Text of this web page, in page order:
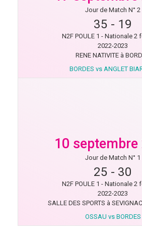
Jour de Match N° 2
35 - 19
N2F POULE 1 - Nationale 2
2022-2023
RENE NATIVITE à
BORDES vs ANGLET
10 septembre
Jour de Match N° 1
25 - 30
N2F POULE 1 - Nationale 2
2022-2023
SALLE DES SPORTS à
OSSAU vs BORDES